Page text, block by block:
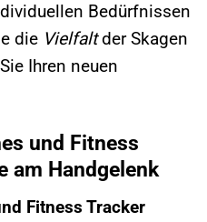
Bedürfnissen
die Vielfaltder Skagen
Ihren neuen
und Fitness
am Handgelenk
Fitness Tracker